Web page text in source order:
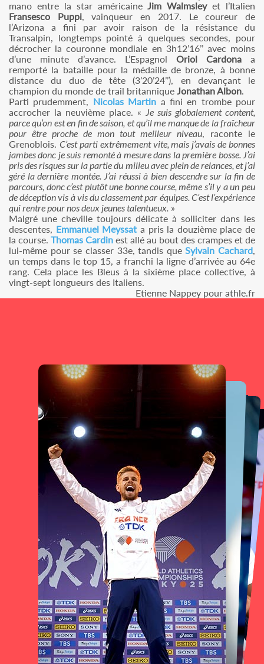
mano entre la star américaineJim Walmsleyet l’Italien
Fransesco Puppi, vainqueur en 2017. Le coureur de
l’Arizona a fini par avoir raison de la résistance du
Transalpin, longtemps pointé à quelques secondes, pour
décrocher la couronne mondiale en 3h12’16’’ avec moins
d’une minute d’avance. L’Espagnol Oriol Cardona a
remporté la bataille pour la médaille de bronze, à bonne
distance du duo de tête (3’20’24’’), en devançant le
champion du monde de trail britannique Jonathan Albon.
Parti prudemment, Nicolas Martin a fini en trombe pour
accrocher la neuvième place. « Je suis globalement content,
parce qu’on est en fin de saison, et qu’il me manque de la fraîcheur
pour être proche de mon tout meilleur niveau, raconte le
Grenoblois. C’est parti extrêmement vite, mais j’avais de bonnes
jambes donc je suis remonté à mesure dans la première bosse. J’ai
pris des risques sur la partie du milieu avec plein de relances, et j’ai
géré la dernière montée. J’ai réussi à bien descendre sur la fin de
parcours, donc c’est plutôt une bonne course, même s’il y a un peu
de déception vis à vis du classement par équipes. C’est l’expérience
qui rentre pour nos deux jeunes talentueux. »
Malgré une cheville toujours délicate à solliciter dans les
descentes, Emmanuel Meyssat a pris la douzième place de
la course. Thomas Cardin est allé au bout des crampes et de
lui-même pour se classer 33e, tandis queSylvain Cachard,
un temps dans le top 15, a franchi la ligne d’arrivée au 64e
rang. Cela place les Bleus à la sixième place collective, à
vingt-sept longueurs des Italiens.
Etienne Nappey pour athle.fr